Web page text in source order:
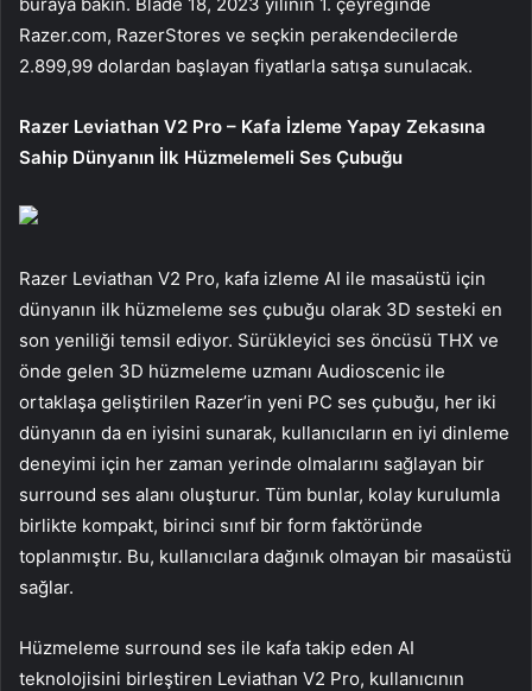
Razer.com, RazerStores ve seçkin perakendecilerde
2.899,99 dolardan başlayan fiyatlarla satışa sunulacak.
Razer Leviathan V2 Pro – Kafa İzleme Yapay Zekasına
Sahip Dünyanın İlk Hüzmelemeli Ses Çubuğu
Razer Leviathan V2 Pro, kafa izleme AI ile masaüstü için
dünyanın ilk hüzmeleme ses çubuğu olarak 3D sesteki en
son yeniliği temsil ediyor. Sürükleyici ses öncüsü THX ve
önde gelen 3D hüzmeleme uzmanı Audioscenic ile
ortaklaşa geliştirilen Razer’in yeni PC ses çubuğu, her iki
dünyanın da en iyisini sunarak, kullanıcıların en iyi dinleme
deneyimi için her zaman yerinde olmalarını sağlayan bir
surround ses alanı oluşturur. Tüm bunlar, kolay kurulumla
birlikte kompakt, birinci sınıf bir form faktöründe
toplanmıştır. Bu, kullanıcılara dağınık olmayan bir masaüstü
sağlar.
Hüzmeleme surround ses ile kafa takip eden AI
teknolojisini birleştiren Leviathan V2 Pro, kullanıcının